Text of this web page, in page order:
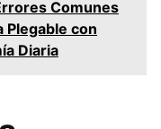
Comunes
Plegable con
Diaria